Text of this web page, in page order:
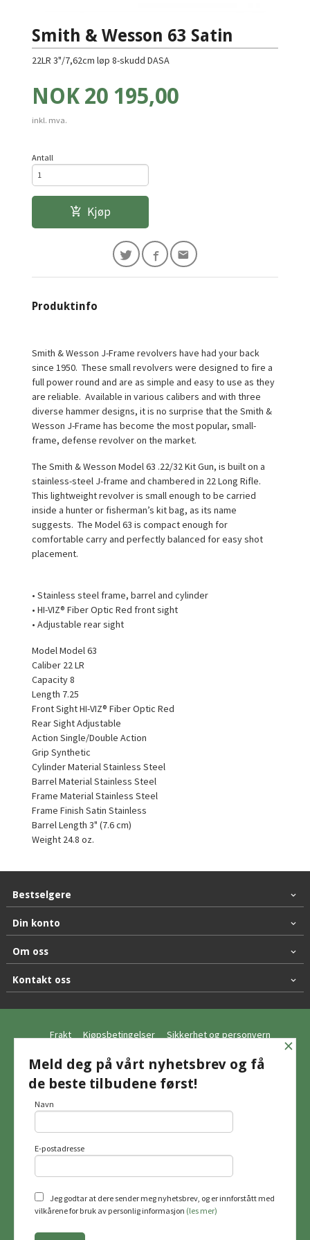
Smith & Wesson 63 Satin
22LR 3"/7,62cm løp 8-skudd DASA
Pris
NOK 20 195,00
inkl. mva.
Antall
Kjøp
Produktinfo
Smith & Wesson J-Frame revolvers have had your back
since 1950. These small revolvers were designed to fire a
full power round and are as simple and easy to use as they
are reliable. Available in various calibers and with three
diverse hammer designs, it is no surprise that the Smith &
Wesson J-Frame has become the most popular, small-
frame, defense revolver on the market.
The Smith & Wesson Model 63 .22/32 Kit Gun, is built on a
stainless-steel J-frame and chambered in 22 Long Rifle.
This lightweight revolver is small enough to be carried
inside a hunter or fisherman’s kit bag, as its name
suggests. The Model 63 is compact enough for
comfortable carry and perfectly balanced for easy shot
placement.
• Stainless steel frame, barrel and cylinder
• HI-VIZ® Fiber Optic Red front sight
• Adjustable rear sight
Model Model 63
Caliber 22 LR
Capacity 8
Length 7.25
Front Sight HI-VIZ® Fiber Optic Red
Rear Sight Adjustable
Action Single/Double Action
Grip Synthetic
Cylinder Material Stainless Steel
Barrel Material Stainless Steel
Frame Material Stainless Steel
Frame Finish Satin Stainless
Barrel Length 3" (7.6 cm)
Weight 24.8 oz.
Bestselgere
Din konto
Om oss
Kontakt oss
Frakt Kjøpsbetingelser Sikkerhet og personvern
Nyhetsbrev
© Hagemo Jakt og Friluft AS
Vår nettbutikk bruker cookies slik at du
yte deg bedre service. Vi bruker cookies
hovedsaklig til å lagre
innloggingsdetaljer og huske hva du
bruke siden som normalt om du godtar
×
Meld deg på vårt nyhetsbrev og få
de beste tilbudene først!
Navn
E-postadresse
Jeg godtar at dere sender meg nyhetsbrev, og er innforstått med
vilkårene for bruk av personlig informasjon (les mer)